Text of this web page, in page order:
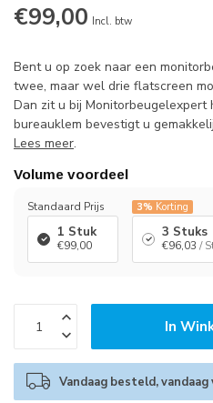
€99,00 Incl. btw
Bent u op zoek naar een
twee, maar wel drie flatscreen
Dan zit u bij Monitorbeugelexpert
bureauklem bevestigt u
Lees meer.
Volume voordeel
Standaard Prijs
1 Stuk
€99,00
3% Korting
3 Stuks
€96,03 /
In
Vandaag besteld,